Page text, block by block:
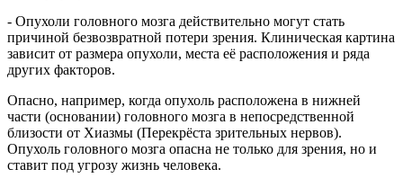
- Опухоли головного мозга действительно могут стать
причиной безвозвратной потери зрения. Клиническая картина
зависит от размера опухоли, места её расположения и ряда
других факторов.
Опасно, например, когда опухоль расположена в нижней
части (основании) головного мозга в непосредственной
близости от Хиазмы (Перекрёста зрительных нервов).
Опухоль головного мозга опасна не только для зрения, но и
ставит под угрозу жизнь человека.